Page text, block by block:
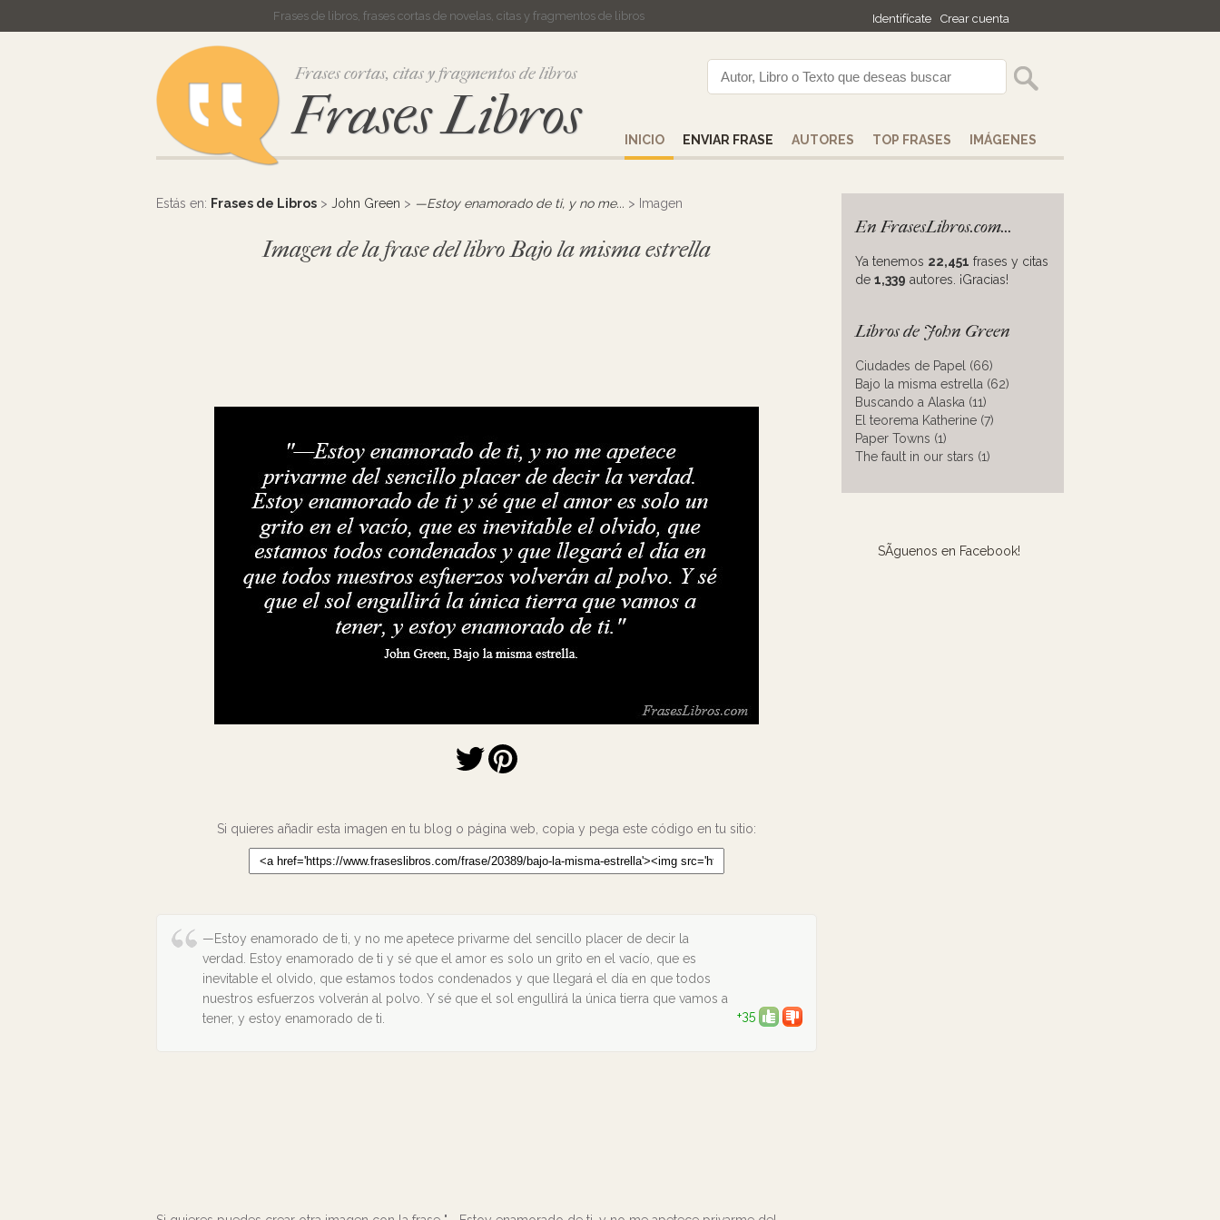
Identifícate Crear cuenta
Frases de libros, frases cortas de novelas, citas y fragmentos de libros
Frases cortas, citas y fragmentos de libros
Frases Libros INICIO ENVIAR FRASE AUTORES TOP FRASES IMÁGENES
Estás en: Frases de Libros > John Green > —Estoy enamorado de ti, y no me... > Imagen
Imagen de la frase del libro Bajo la misma estrella
Si quieres añadir esta imagen en tu blog o página web, copia y pega este código en tu sitio:
—Estoy enamorado de ti, y no me apetece privarme del sencillo placer de decir la
verdad. Estoy enamorado de ti y sé que el amor es solo un grito en el vacío, que es
inevitable el olvido, que estamos todos condenados y que llegará el día en que todos
nuestros esfuerzos volverán al polvo. Y sé que el sol engullirá la única tierra que vamos a
tener, y estoy enamorado de ti.
+35
En FrasesLibros.com...
Ya tenemos 22,451 frases y citas
de 1,339 autores. ¡Gracias!
Libros de John Green
Ciudades de Papel (66)
Bajo la misma estrella (62)
Buscando a Alaska (11)
El teorema Katherine (7)
Paper Towns (1)
The fault in our stars (1)
SÃ­guenos en Facebook!